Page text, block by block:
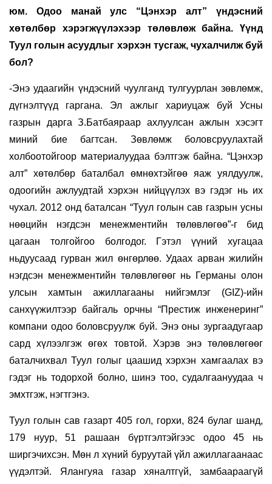
юм. Одоо манай улс “Цэнхэр алт” үндэсний
хөтөлбөр хэрэгжүүлэхээр төлөвлөж байна. Үүнд
Туул голын асуудлыг хэрхэн тусгаж, чухалчилж буй
бол?
-Энэ удаагийн үндэсний чуулганд тулгуурлан зөвлөмж,
дүгнэлтүүд гаргана. Эл ажлыг хариуцаж буй Усны
газрын дарга З.Батбаяраар ахлуулсан ажлын хэсэгт
миний бие багтсан. Зөвлөмж боловсруулахтай
холбоотойгоор материалуудаа бэлтгэж байна. “Цэнхэр
алт” хөтөлбөр баталбал өмнөхтэйгөө яаж уялдуулж,
одоогийн ажлуудтай хэрхэн нийцүүлэх вэ гэдэг нь их
чухал. 2012 онд баталсан “Туул голын сав газрын усны
нөөцийн нэгдсэн менежментийн төлөвлөгөө”-г бид
цагаан толгойгоо болгодог. Гэтэл үүний хугацаа
ньдуусаад гурван жил өнгөрлөө. Удаах арван жилийн
нэгдсэн менежментийн төлөвлөгөөг нь Германы олон
улсын хамтын ажиллагааны нийгэмлэг (GIZ)-ийн
санхүүжилтээр байгаль орчны “Престиж инженеринг”
компани одоо боловсруулж буй. Энэ оны зургаадугаар
сард хүлээлгэж өгөх товтой. Хэрэв энэ төлөвлөгөөг
баталчихвал Туул голыг цаашид хэрхэн хамгаалах вэ
гэдэг нь тодорхой болно, шинэ тоо, судалгаануудаа ч
эмхтгэж, нэгтгэнэ.
Туул голын сав газарт 405 гол, горхи, 824 булаг шанд,
179 нуур, 51 рашаан бүртгэлтэйгээс одоо 45 нь
ширгэчихсэн. Мөн л хүний буруутай үйл ажиллагаанаас
үүдэлтэй. Ялангуяа газар хяналтгүй, замбаараагүй